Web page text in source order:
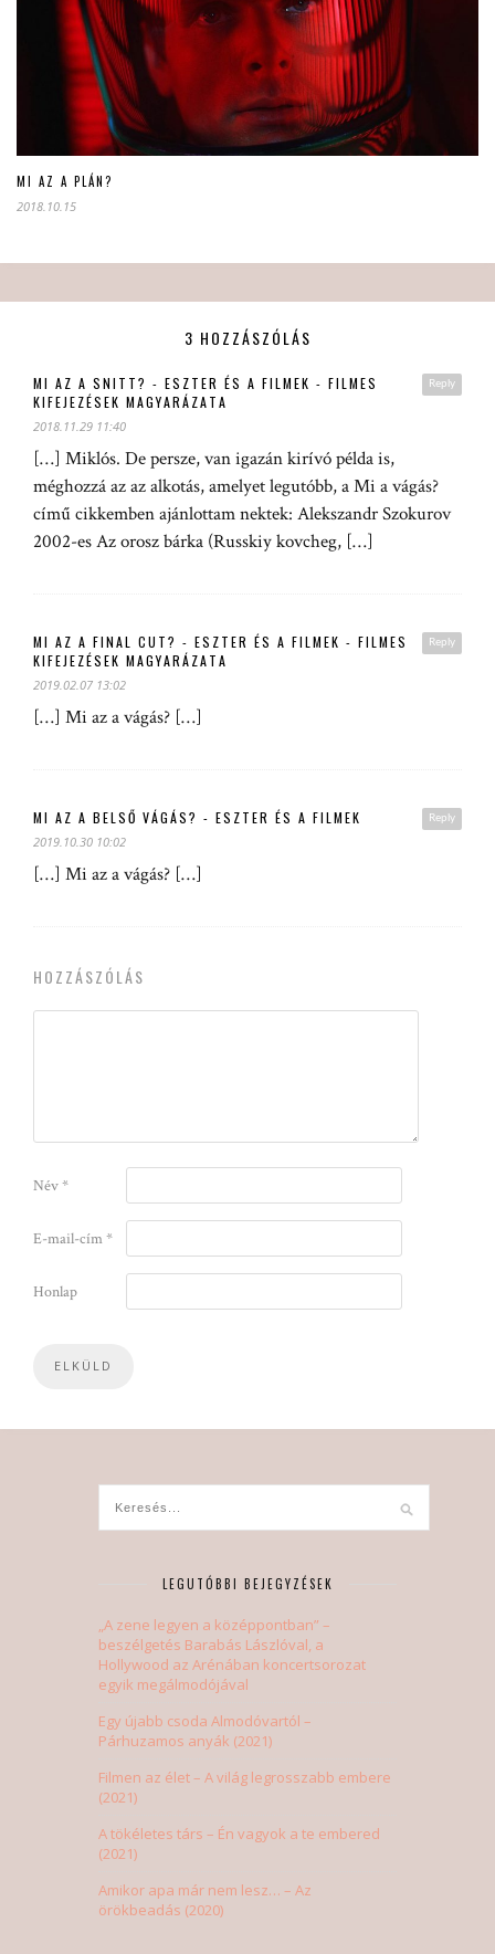
MI AZ A PLÁN?
2018.10.15
3 HOZZÁSZÓLÁS
Reply
MI AZ A SNITT? - ESZTER ÉS A FILMEK - FILMES
KIFEJEZÉSEK MAGYARÁZATA
2018.11.29 11:40
[…] Miklós. De persze, van igazán kirívó példa is,
méghozzá az az alkotás, amelyet legutóbb, a Mi a vágás?
című cikkemben ajánlottam nektek: Alekszandr Szokurov
2002-es Az orosz bárka (Russkiy kovcheg, […]
Reply
MI AZ A FINAL CUT? - ESZTER ÉS A FILMEK - FILMES
KIFEJEZÉSEK MAGYARÁZATA
2019.02.07 13:02
[…] Mi az a vágás? […]
Reply
MI AZ A BELSŐ VÁGÁS? - ESZTER ÉS A FILMEK
2019.10.30 10:02
[…] Mi az a vágás? […]
HOZZÁSZÓLÁS
Név*
E-mail-cím*
Honlap
LEGUTÓBBI BEJEGYZÉSEK
„A zene legyen a középpontban” –
beszélgetés Barabás Lászlóval, a
Hollywood az Arénában koncertsorozat
egyik megálmodójával
Egy újabb csoda Almodóvartól –
Párhuzamos anyák (2021)
Filmen az élet – A világ legrosszabb embere
(2021)
A tökéletes társ – Én vagyok a te embered
(2021)
Amikor apa már nem lesz… – Az
örökbeadás (2020)